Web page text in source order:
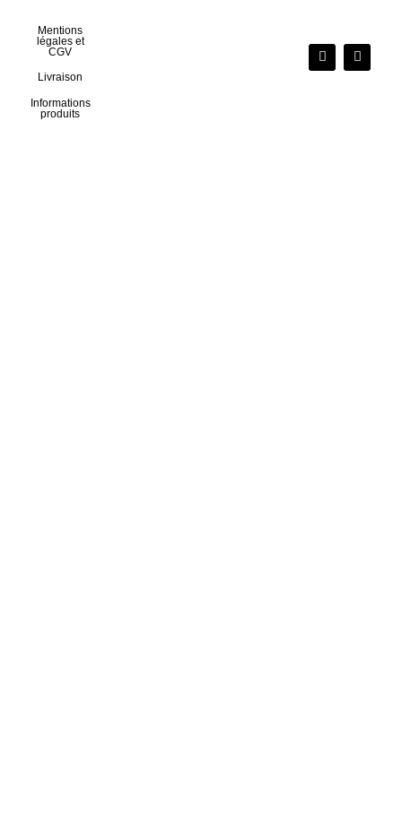
Mentions
légales et
CGV
Livraison
Informations
produits